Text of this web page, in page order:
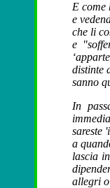
E come
e
che li
e
distinte
sanno
In
sareste
a
lascia
allegri o